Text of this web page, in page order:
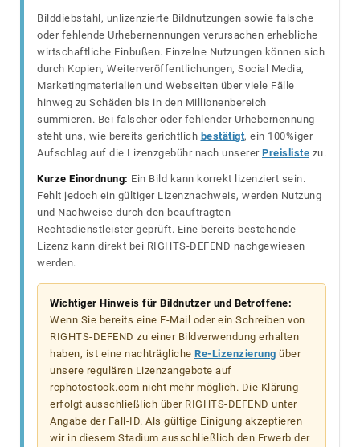
Bilddiebstahl, unlizenzierte Bildnutzungen sowie falsche
oder fehlende Urhebernennungen verursachen erhebliche
wirtschaftliche Einbußen. Einzelne Nutzungen können sich
durch Kopien, Weiterveröffentlichungen, Social Media,
Marketingmaterialien und Webseiten über viele Fälle
hinweg zu Schäden bis in den Millionenbereich
summieren. Bei falscher oder fehlender Urhebernennung
steht uns, wie bereits gerichtlich bestätigt, ein 100%iger
Aufschlag auf die Lizenzgebühr nach unserer Preisliste zu.
Kurze Einordnung: Ein Bild kann korrekt lizenziert sein.
Fehlt jedoch ein gültiger Lizenznachweis, werden Nutzung
und Nachweise durch den beauftragten
Rechtsdienstleister geprüft. Eine bereits bestehende
Lizenz kann direkt bei RIGHTS-DEFEND nachgewiesen
werden.
Wichtiger Hinweis für Bildnutzer und Betroffene:
Wenn Sie bereits eine E-Mail oder ein Schreiben von
RIGHTS-DEFEND zu einer Bildverwendung erhalten
haben, ist eine nachträgliche Re-Lizenzierung über
unsere regulären Lizenzangebote auf
rcphotostock.com nicht mehr möglich. Die Klärung
erfolgt ausschließlich über RIGHTS-DEFEND unter
Angabe der Fall-ID. Als gültige Einigung akzeptieren
wir in diesem Stadium ausschließlich den Erwerb der